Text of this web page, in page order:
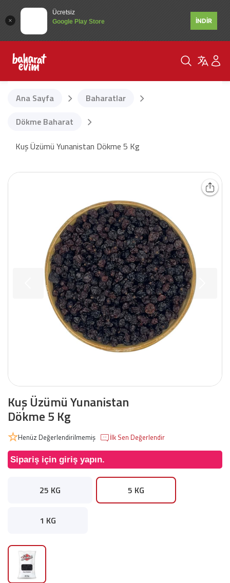
Ücretsiz
Google Play Store
İNDİR
Ana Sayfa
Baharatlar
Dökme Baharat
Kuş Üzümü Yunanistan Dökme 5 Kg
Kuş Üzümü Yunanistan
Dökme 5 Kg
Henüz Değerlendirilmemiş İlk Sen Değerlendir
Sipariş için giriş yapın.
25 KG 5 KG
1 KG